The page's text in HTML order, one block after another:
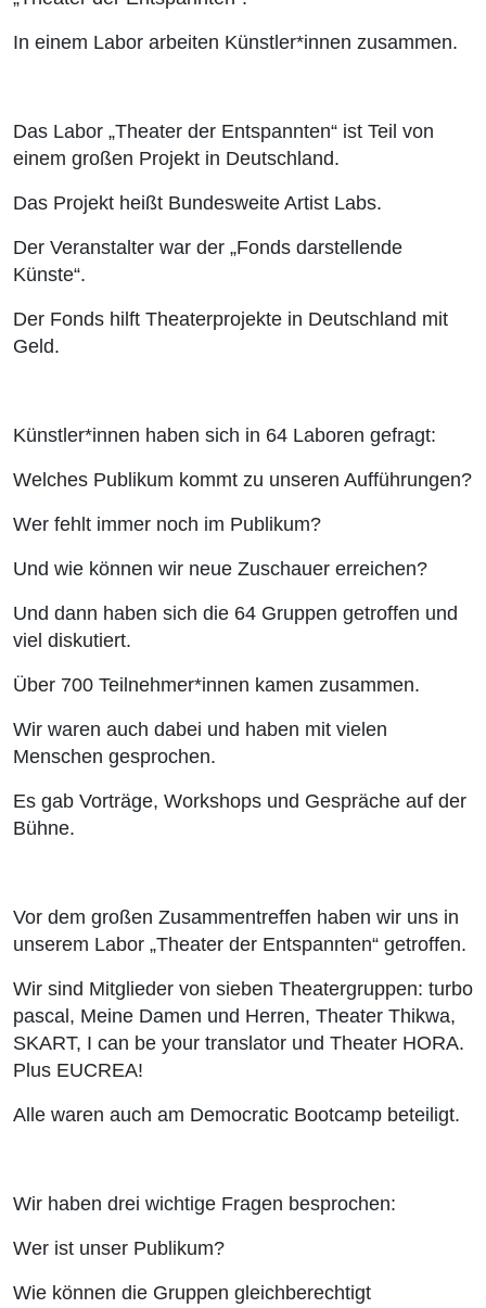
In einem Labor arbeiten Künstler*innen zusammen.
Das Labor „Theater der Entspannten“ ist Teil von
einem großen Projekt in Deutschland.
Das Projekt heißt Bundesweite Artist Labs.
Der Veranstalter war der „Fonds darstellende
Künste“.
Der Fonds hilft Theaterprojekte in Deutschland mit
Geld.
Künstler*innen haben sich in 64 Laboren gefragt:
Welches Publikum kommt zu unseren Aufführungen?
Wer fehlt immer noch im Publikum?
Und wie können wir neue Zuschauer erreichen?
Und dann haben sich die 64 Gruppen getroffen und
viel diskutiert.
Über 700 Teilnehmer*innen kamen zusammen.
Wir waren auch dabei und haben mit vielen
Menschen gesprochen.
Es gab Vorträge, Workshops und Gespräche auf der
Bühne.
Vor dem großen Zusammentreffen haben wir uns in
unserem Labor „Theater der Entspannten“ getroffen.
Wir sind Mitglieder von sieben Theatergruppen: turbo
pascal, Meine Damen und Herren, Theater Thikwa,
SKART, I can be your translator und Theater HORA.
Plus EUCREA!
Alle waren auch am Democratic Bootcamp beteiligt.
Wir haben drei wichtige Fragen besprochen:
Wer ist unser Publikum?
Wie können die Gruppen gleichberechtigt